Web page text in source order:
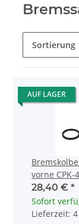
Sortierung
AUF LAGER
vorne CPK-
ZX-6R ZXR
28,40 € *
Sofort
Lieferzeit: